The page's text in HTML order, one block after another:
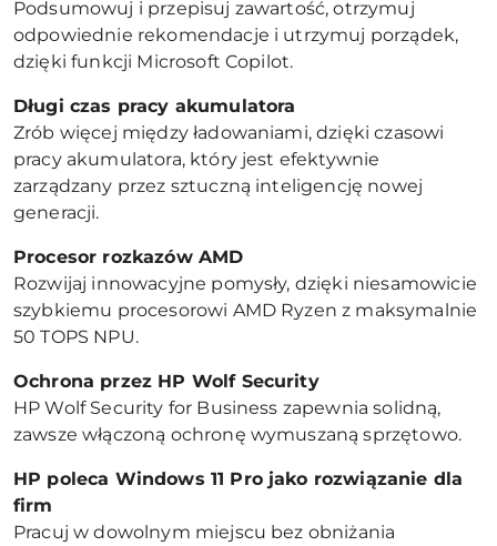
Podsumowuj i przepisuj zawartość, otrzymuj
odpowiednie rekomendacje i utrzymuj porządek,
dzięki funkcji Microsoft Copilot.
Długi czas pracy akumulatora
Zrób więcej między ładowaniami, dzięki czasowi
pracy akumulatora, który jest efektywnie
zarządzany przez sztuczną inteligencję nowej
generacji.
Procesor rozkazów AMD
Rozwijaj innowacyjne pomysły, dzięki niesamowicie
szybkiemu procesorowi AMD Ryzen z maksymalnie
50 TOPS NPU.
Ochrona przez HP Wolf Security
HP Wolf Security for Business zapewnia solidną,
zawsze włączoną ochronę wymuszaną sprzętowo.
HP poleca Windows 11 Pro jako rozwiązanie dla
firm
Pracuj w dowolnym miejscu bez obniżania